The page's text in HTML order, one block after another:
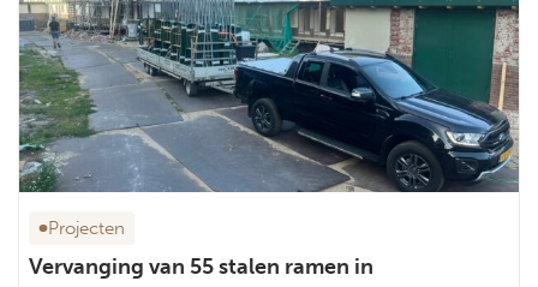
Projecten
Vervanging van 55 stalen ramen in